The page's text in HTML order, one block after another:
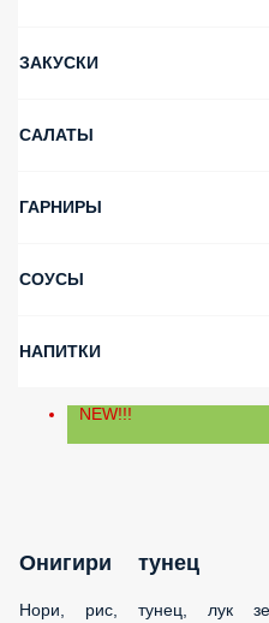
ЗАКУСКИ
САЛАТЫ
ГАРНИРЫ
СОУСЫ
НАПИТКИ
NEW!!!
Онигири тунец
Нори, рис, тунец, лук зеленый,